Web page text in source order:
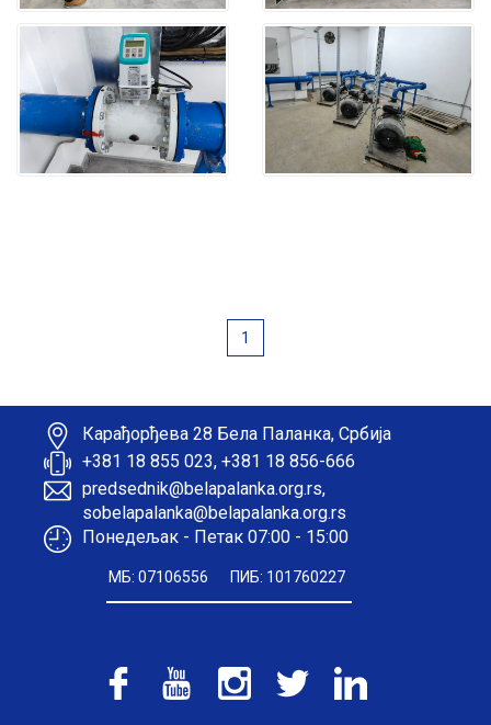
1
Карађорђева 28 Бела Паланка, Србија
+381 18 855 023, +381 18 856-666
predsednik@belapalanka.org.rs,
sobelapalanka@belapalanka.org.rs
Понедељак - Петак 07:00 - 15:00
МБ: 07106556 ПИБ: 101760227